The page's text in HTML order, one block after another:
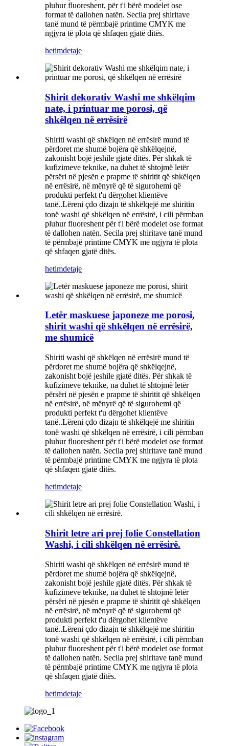
pluhur fluoreshent, për t'i bërë modelet ose
format të dallohen natën. Secila prej shiritave
tanë mund të përmbajë printime CMYK me
ngjyra të plota që shfaqen gjatë ditës.
hetimdetaje
Shirit dekorativ Washi me shkëlqim
nate, i printuar me porosi, që
shkëlqen në errësirë
Shiriti washi që shkëlqen në errësirë ​​mund të
përdoret me shumë bojëra që shkëlqejnë,
zakonisht bojë jeshile gjatë ditës. Për shkak të
kufizimeve teknike, na duhet të shtojmë letër
përsëri në pjesën e prapme të shiritit që shkëlqen
në errësirë, në mënyrë që të sigurohemi që
produkti perfekt t'u dërgohet klientëve
tanë..Lëreni çdo dizajn të shkëlqejë me shiritin
tonë washi që shkëlqen në errësirë, i cili përmban
pluhur fluoreshent për t'i bërë modelet ose format
të dallohen natën. Secila prej shiritave tanë mund
të përmbajë printime CMYK me ngjyra të plota
që shfaqen gjatë ditës.
hetimdetaje
Letër maskuese japoneze me porosi,
shirit washi që shkëlqen në errësirë,
me shumicë
Shiriti washi që shkëlqen në errësirë ​​mund të
përdoret me shumë bojëra që shkëlqejnë,
zakonisht bojë jeshile gjatë ditës. Për shkak të
kufizimeve teknike, na duhet të shtojmë letër
përsëri në pjesën e prapme të shiritit që shkëlqen
në errësirë, në mënyrë që të sigurohemi që
produkti perfekt t'u dërgohet klientëve
tanë..Lëreni çdo dizajn të shkëlqejë me shiritin
tonë washi që shkëlqen në errësirë, i cili përmban
pluhur fluoreshent për t'i bërë modelet ose format
të dallohen natën. Secila prej shiritave tanë mund
të përmbajë printime CMYK me ngjyra të plota
që shfaqen gjatë ditës.
hetimdetaje
Shirit letre ari prej folie Constellation
Washi, i cili shkëlqen në errësirë.
Shiriti washi që shkëlqen në errësirë ​​mund të
përdoret me shumë bojëra që shkëlqejnë,
zakonisht bojë jeshile gjatë ditës. Për shkak të
kufizimeve teknike, na duhet të shtojmë letër
përsëri në pjesën e prapme të shiritit që shkëlqen
në errësirë, në mënyrë që të sigurohemi që
produkti perfekt t'u dërgohet klientëve
tanë..Lëreni çdo dizajn të shkëlqejë me shiritin
tonë washi që shkëlqen në errësirë, i cili përmban
pluhur fluoreshent për t'i bërë modelet ose format
të dallohen natën. Secila prej shiritave tanë mund
të përmbajë printime CMYK me ngjyra të plota
që shfaqen gjatë ditës.
hetimdetaje